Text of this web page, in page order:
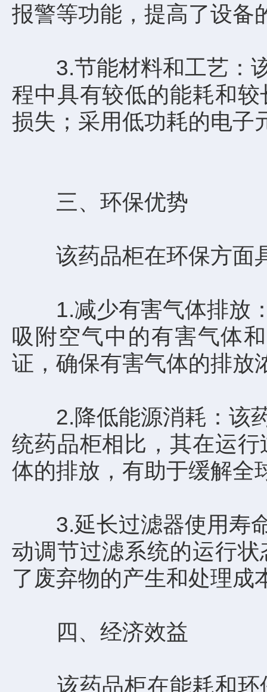
报警等功能，提高了设备
3.节能材料和工艺：该
程中具有较低的能耗和
损失；采用低功耗的电子
三、环保优势
该药品柜在环保方面具
1.减少有害气体排放：
吸附空气中的有害气体
证，确保有害气体的排放
2.降低能源消耗：该药
统药品柜相比，其在运
体的排放，有助于缓解全
3.延长过滤器使用寿命
动调节过滤系统的运行
了废弃物的产生和处理成
四、经济效益
该药品柜在能耗和环